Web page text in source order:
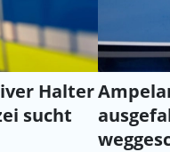
Halter
sucht